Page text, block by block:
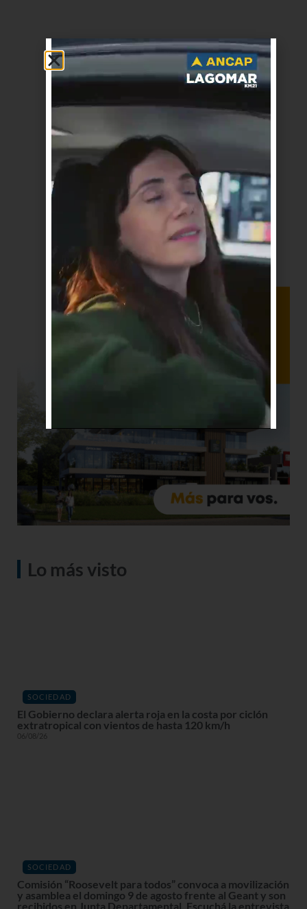
Lo más visto
SOCIEDAD
El Gobierno declara alerta roja en la costa por ciclón
extratropical con vientos de hasta 120 km/h
06/08/26
SOCIEDAD
Comisión “Roosevelt para todos” convoca a movilización
y asamblea el domingo 9 de agosto frente al Geant y son
recibidos en Junta Departamental. Escuchá la entrevista